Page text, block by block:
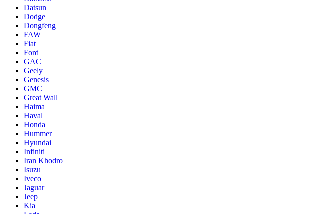
Datsun
Dodge
Dongfeng
FAW
Fiat
Ford
GAC
Geely
Genesis
GMC
Great Wall
Haima
Haval
Honda
Hummer
Hyundai
Infiniti
Iran Khodro
Isuzu
Iveco
Jaguar
Jeep
Kia